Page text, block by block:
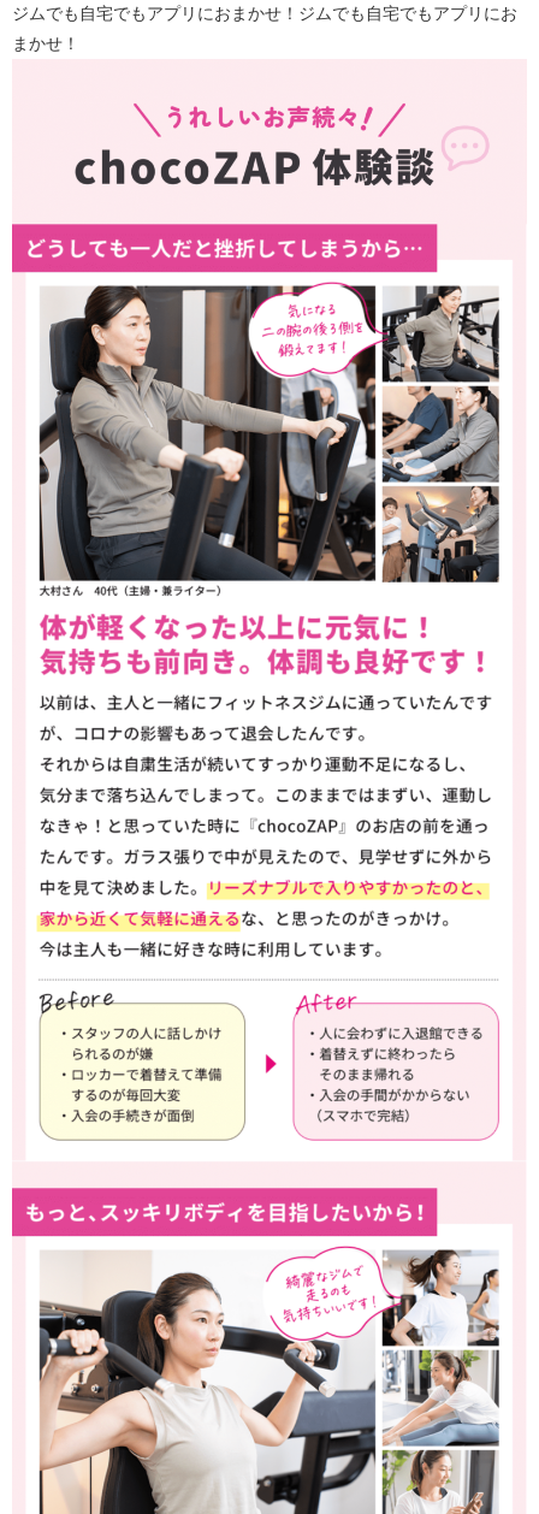
ジムでも自宅でもアプリにおまかせ！ジムでも自宅でもアプリにお
まかせ！